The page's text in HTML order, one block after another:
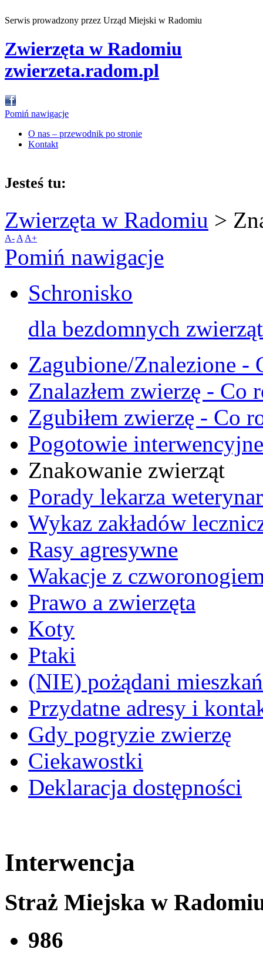
Serwis prowadzony przez Urząd Miejski w Radomiu
Zwierzęta w Radomiu
zwierzeta.radom.pl
Pomiń nawigacje
O nas – przewodnik po stronie
Kontakt
Jesteś tu:
Zwierzęta w Radomiu >
A- A A+
Pomiń nawigacje
Schronisko
dla bezdomnych zwierząt
Zagubione/Znalezione -
Znalazłem zwierzę - Co
Zgubiłem zwierzę - Co
Pogotowie interwencyjne
Znakowanie zwierząt
Porady lekarza
Wykaz zakładów
Rasy agresywne
Wakacje z
Prawo a zwierzęta
Koty
Ptaki
(NIE) pożądani
Przydatne adresy i
Gdy pogryzie zwierzę
Ciekawostki
Deklaracja dostępności
Interwencja
Straż Miejska w
986